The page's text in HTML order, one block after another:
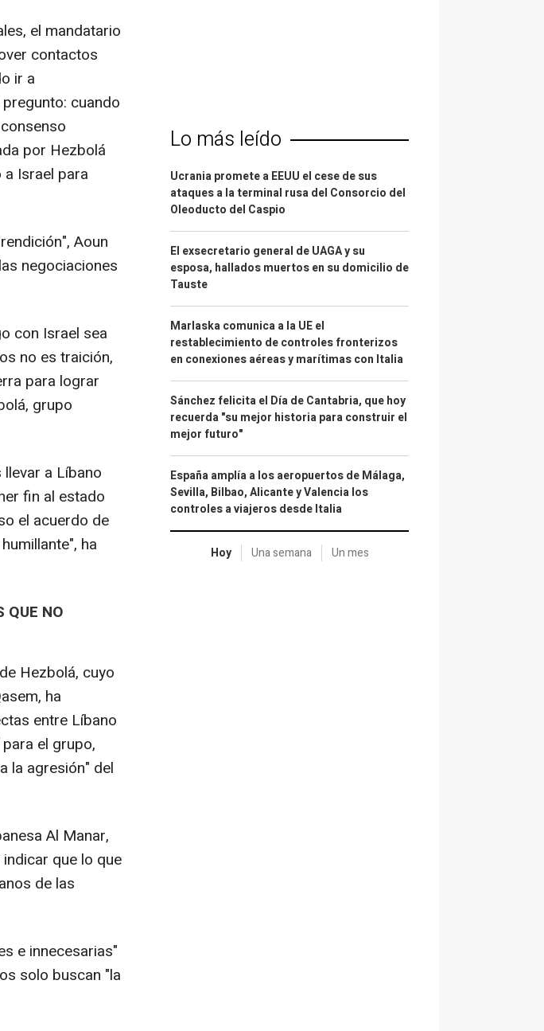
el mandatario
contactos
ir a
cuando
por Hezbolá
Israel para
Aoun
negociaciones
con Israel sea
no es traición,
para lograr
grupo
a Líbano
fin al estado
el acuerdo de
ha
QUE NO
Hezbolá, cuyo
ha
entre Líbano
el grupo,
la agresión" del
Al Manar,
que lo que
de las
e innecesarias"
solo buscan "la
Lo más leído
Ucrania promete a EEUU el cese de sus
ataques a la terminal rusa del Consorcio del
Oleoducto del Caspio
El exsecretario general de UAGA y su
esposa, hallados muertos en su domicilio de
Tauste
Marlaska comunica a la UE el
restablecimiento de controles fronterizos
en conexiones aéreas y marítimas con Italia
Sánchez felicita el Día de Cantabria, que hoy
recuerda "su mejor historia para construir el
mejor futuro"
España amplía a los aeropuertos de Málaga,
Sevilla, Bilbao, Alicante y Valencia los
controles a viajeros desde Italia
Hoy Una semana Un mes